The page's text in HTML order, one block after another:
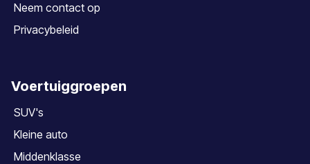
Neem contact op
Privacybeleid
Voertuiggroepen
SUV's
Kleine auto
Middenklasse